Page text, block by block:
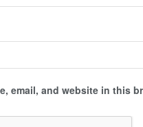
email, and website in this